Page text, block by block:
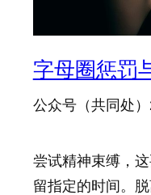
字母圈惩罚
公众号（共同处）
尝试精神束缚，
留指定的时间。